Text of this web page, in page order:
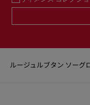
ルージュルブタン ソーグ